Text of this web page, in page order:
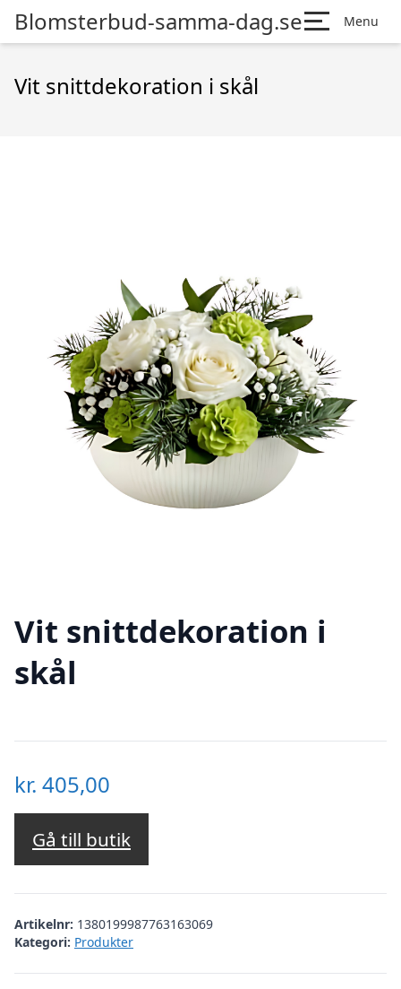
Blomsterbud-samma-dag.se Menu
Vit snittdekoration i skål
Vit snittdekoration i
skål
kr. 405,00
Gå till butik
Artikelnr: 1380199987763163069
Kategori: Produkter